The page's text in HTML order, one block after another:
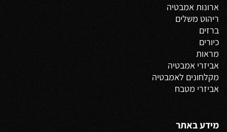
ארונות אמבטיה
ריהוט משלים
ברזים
כיורים
מראות
אביזרי אמבטיה
מקלחונים לאמבטיה
אביזרי מטבח
מידע באתר